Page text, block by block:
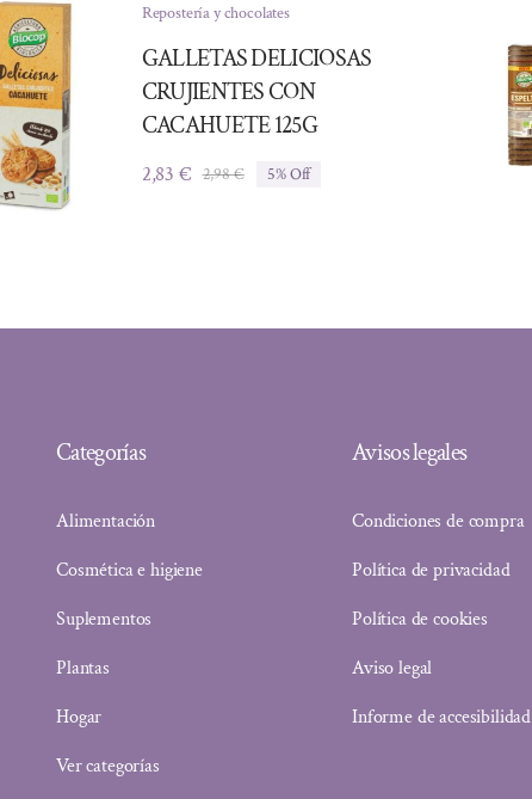
Repostería y chocolates
GALLETAS DELICIOSAS
CRUJIENTES CON
CACAHUETE 125G
2,98€El
2,83 €
El
5% Off
Categorías
Alimentación
Cosmética e higiene
Suplementos
Plantas
Hogar
Ver categorías
Avisos legales
Condiciones de compra
Política de privacidad
Política de cookies
Aviso legal
Informe de accesibilidad